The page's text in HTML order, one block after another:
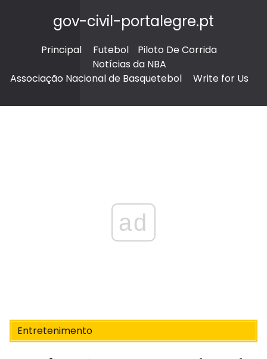
gov-civil-portalegre.pt
Principal Futebol
Piloto De Corrida
Notícias da NBA
Associação Nacional de Basquetebol
Write for Us
ad
Entretenimento